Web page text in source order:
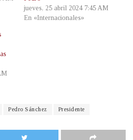
jueves, 25 abril 2024 7:45 AM
En «Internacionales»
Pedro Sánchez Presidente